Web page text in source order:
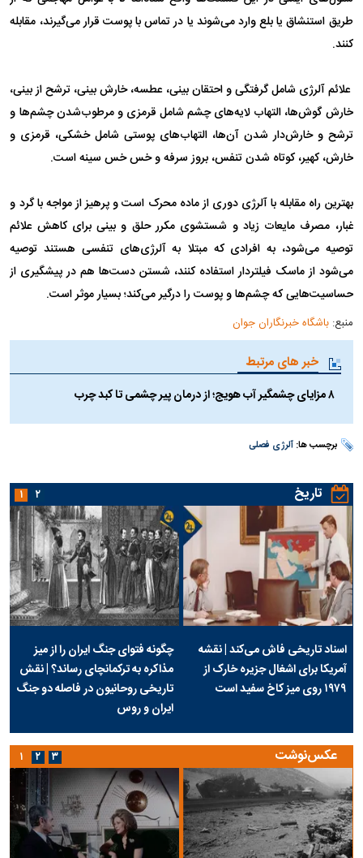
طریق استنشاق یا بلع وارد می‌شوند یا در تماس با پوست قرار می‌گیرند، مقابله
کنند.
علائم آلرژی شامل گرفتگی و احتقان بینی، عطسه، خارش بینی، ترشح از بینی،
خارش گوش‌ها، التهاب لایه‌های چشم شامل قرمزی و مرطوب‌شدن چشم‌ها و
ترشح و خارش‌دار شدن آن‌ها، التهاب‌های پوستی شامل خشکی، قرمزی و
خارش‌، کهیر، کوتاه شدن تنفس، بروز سرفه و خس خس سینه است.
بهترین راه مقابله با آلرژی دوری از ماده محرک است و پرهیز از مواجه با گرد و
غبار، مصرف مایعات زیاد و شستشوی مکرر حلق و بینی برای کاهش علائم
توصیه می‌شود، به افرادی که مبتلا به آلرژی‌های تنفسی هستند توصیه
می‌شود از ماسک فیلتردار استفاده کنند، شستن دست‌ها هم در پیشگیری از
حساسیت‌هایی که چشم‌ها و پوست را درگیر می‌کند؛ بسیار موثر است.
منبع:باشگاه خبرنگاران جوان
خبر های مرتبط
۸ مزایای چشمگیر آب هویج؛ از درمان پیر چشمی تا کبد چرب
برچسب ها:آلرژی فصلی
تاریخ
اسناد تاریخی فاش می‌کند | نقشه
آمریکا برای اشغال جزیره خارک از
۱۹۷۹ روی میز کاخ سفید است
چگونه فتوای جنگ ایران را از میز
مذاکره به ترکمانچای رساند؟ | نقش
تاریخی روحانیون در فاصله دو جنگ
ایران و روس
۱ ۲
عکس‌نوشت ۱ ۲ ۳